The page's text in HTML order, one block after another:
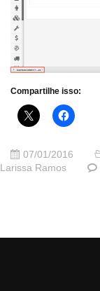
Compartilhe isso:
07/01/2016
Larissa Ramos